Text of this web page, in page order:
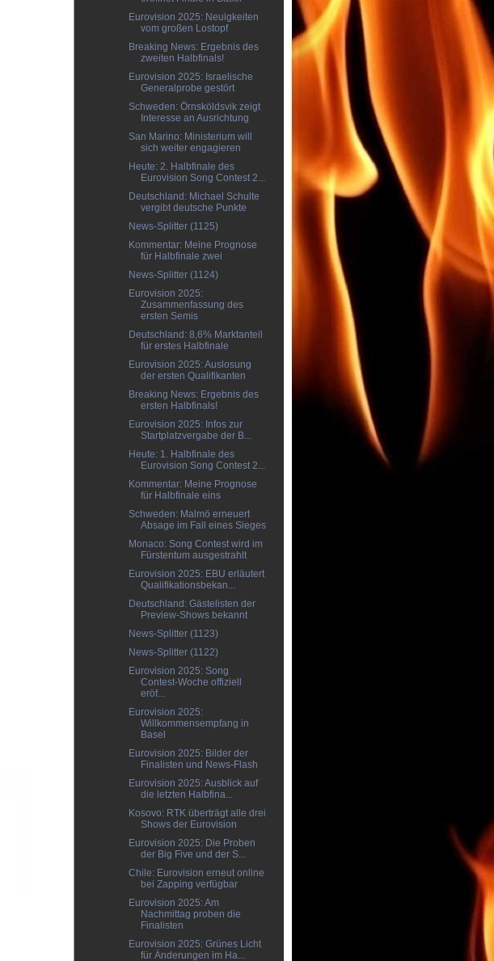
Eurovision 2025: Neuigkeiten
vom großen Lostopf
Breaking News: Ergebnis des
zweiten Halbfinals!
Eurovision 2025: Israelische
Generalprobe gestört
Schweden: Örnsköldsvik zeigt
Interesse an Ausrichtung
San Marino: Ministerium will
sich weiter engagieren
Heute: 2. Halbfinale des
Eurovision Song Contest 2...
Deutschland: Michael Schulte
vergibt deutsche Punkte
News-Splitter (1125)
Kommentar: Meine Prognose
für Halbfinale zwei
News-Splitter (1124)
Eurovision 2025:
Zusammenfassung des
ersten Semis
Deutschland: 8,6% Marktanteil
für erstes Halbfinale
Eurovision 2025: Auslosung
der ersten Qualifikanten
Breaking News: Ergebnis des
ersten Halbfinals!
Eurovision 2025: Infos zur
Startplatzvergabe der B...
Heute: 1. Halbfinale des
Eurovision Song Contest 2...
Kommentar: Meine Prognose
für Halbfinale eins
Schweden: Malmö erneuert
Absage im Fall eines Sieges
Monaco: Song Contest wird im
Fürstentum ausgestrahlt
Eurovision 2025: EBU erläutert
Qualifikationsbekan...
Deutschland: Gästelisten der
Preview-Shows bekannt
News-Splitter (1123)
News-Splitter (1122)
Eurovision 2025: Song
Contest-Woche offiziell
eröf...
Eurovision 2025:
Willkommensempfang in
Basel
Eurovision 2025: Bilder der
Finalisten und News-Flash
Eurovision 2025: Ausblick auf
die letzten Halbfina...
Kosovo: RTK überträgt alle drei
Shows der Eurovision
Eurovision 2025: Die Proben
der Big Five und der S...
Chile: Eurovision erneut online
bei Zapping verfügbar
Eurovision 2025: Am
Nachmittag proben die
Finalisten
Eurovision 2025: Grünes Licht
für Änderungen im Ha...